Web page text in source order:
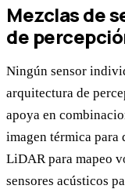
Mezclas de
de
Ningún sensor
arquitectura de
apoya en
imagen térmica para
LiDAR para mapeo
sensores acústicos